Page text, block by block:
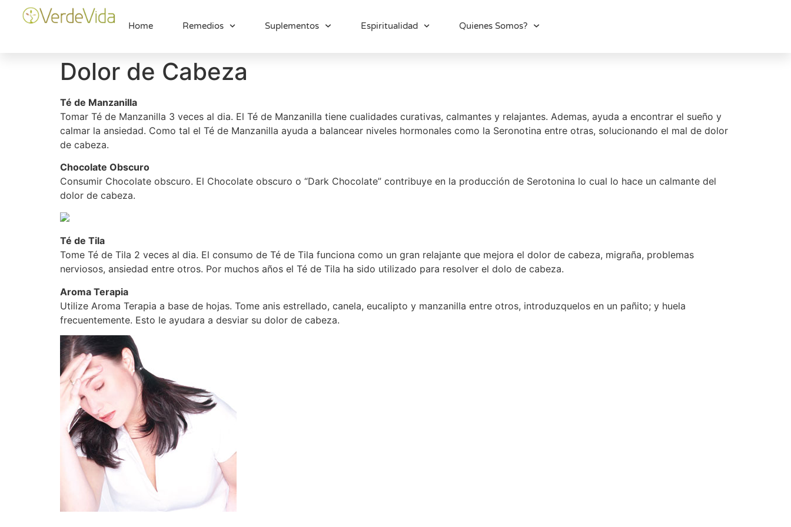
Home Remedios Suplementos Espiritualidad Quienes Somos?
Dolor de Cabeza
Té de Manzanilla
Tomar Té de Manzanilla 3 veces al dia. El Té de Manzanilla tiene cualidades curativas, calmantes y relajantes. Ademas, ayuda a encontrar el sueño y
calmar la ansiedad. Como tal el Té de Manzanilla ayuda a balancear niveles hormonales como la Seronotina entre otras, solucionando el mal de dolor
de cabeza.
Chocolate Obscuro
Consumir Chocolate obscuro. El Chocolate obscuro o “Dark Chocolate” contribuye en la producción de Serotonina lo cual lo hace un calmante del
dolor de cabeza.
Té de Tila
Tome Té de Tila 2 veces al dia. El consumo de Té de Tila funciona como un gran relajante que mejora el dolor de cabeza, migraña, problemas
nerviosos, ansiedad entre otros. Por muchos años el Té de Tila ha sido utilizado para resolver el dolo de cabeza.
Aroma Terapia
Utilize Aroma Terapia a base de hojas. Tome anis estrellado, canela, eucalipto y manzanilla entre otros, introduzquelos en un pañito; y huela
frecuentemente. Esto le ayudara a desviar su dolor de cabeza.